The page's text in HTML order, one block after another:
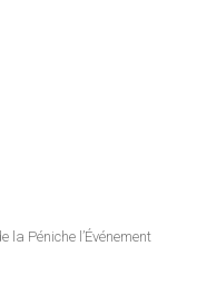
la Péniche l’Événement